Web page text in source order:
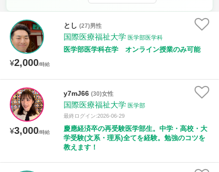
¥2,000/時給
とし (27)男性
国際医療福祉大学 医学部医学科
医学部医学科在学 オンライン授業のみ可能
¥3,000/時給
y7mJ66 (30)女性
国際医療福祉大学 医学部
最終ログイン:2026-06-29
慶應経済卒の再受験医学部生。中学・高校・大
学受験(文系・理系)全てを経験。勉強のコツを
教えます！
授業可能日
月曜日 火曜日 水曜日 木曜日 金曜日
土曜日
所属大学
年齢：18-101歳